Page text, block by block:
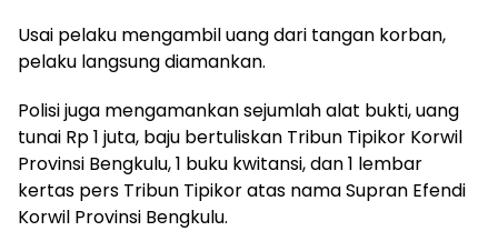
Usai pelaku mengambil uang dari tangan korban,
pelaku langsung diamankan.
Polisi juga mengamankan sejumlah alat bukti, uang
tunai Rp 1 juta, baju bertuliskan Tribun Tipikor Korwil
Provinsi Bengkulu, 1 buku kwitansi, dan 1 lembar
kertas pers Tribun Tipikor atas nama Supran Efendi
Korwil Provinsi Bengkulu.